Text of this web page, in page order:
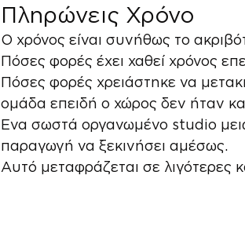
Πληρώνεις Χρόνο
Ο χρόνος είναι συνήθως το
Πόσες φορές έχει χαθεί χρόνος
Πόσες φορές χρειάστηκε να
ομάδα επειδή ο χώρος δεν ήταν
Ενα σωστά οργανωμένο studio
παραγωγή να ξεκινήσει αμέσως.
Αυτό μεταφράζεται σε λιγότερες